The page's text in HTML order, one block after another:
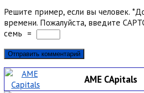
Решите пример, если вы человек. *
времени. Пожалуйста, введите
семь =
AME CApitals